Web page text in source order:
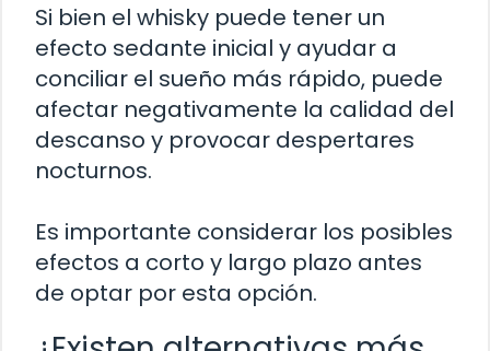
Si bien el whisky puede tener un
efecto sedante inicial y ayudar a
conciliar el sueño más rápido, puede
afectar negativamente la calidad del
descanso y provocar despertares
nocturnos.
Es importante considerar los posibles
efectos a corto y largo plazo antes
de optar por esta opción.